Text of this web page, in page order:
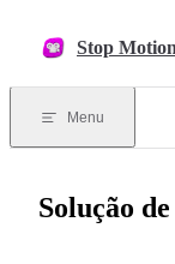
Stop
Menu
Solução